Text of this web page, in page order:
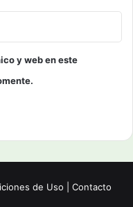
y web en este
de Uso Contacto